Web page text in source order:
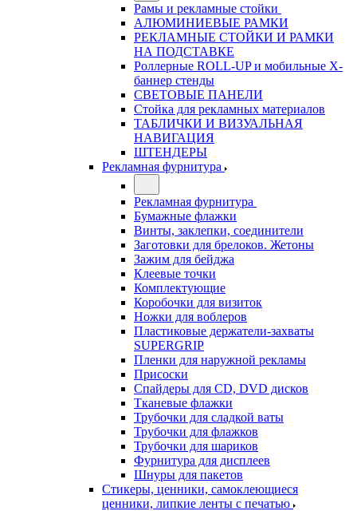
Рамы и рекламные стойки
АЛЮМИНИЕВЫЕ РАМКИ
РЕКЛАМНЫЕ СТОЙКИ И РАМКИ
НА ПОДСТАВКЕ
Роллерные ROLL-UP и мобильные X-
баннер стенды
СВЕТОВЫЕ ПАНЕЛИ
Стойка для рекламных материалов
ТАБЛИЧКИ И ВИЗУАЛЬНАЯ
НАВИГАЦИЯ
ШТЕНДЕРЫ
Рекламная фурнитура
Рекламная фурнитура
Бумажные флажки
Винты, заклепки, соединители
Заготовки для брелоков. Жетоны
Зажим для бейджа
Клеевые точки
Комплектующие
Коробочки для визиток
Ножки для воблеров
Пластиковые держатели-захваты
SUPERGRIP
Пленки для наружной рекламы
Присоски
Спайдеры для CD, DVD дисков
Тканевые флажки
Трубочки для сладкой ваты
Трубочки для флажков
Трубочки для шариков
Фурнитура для дисплеев
Шнуры для пакетов
Стикеры, ценники, самоклеющиеся
ценники, липкие ленты с печатью